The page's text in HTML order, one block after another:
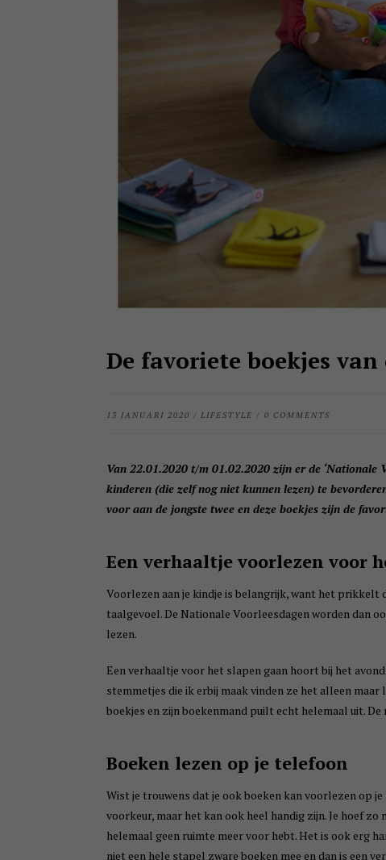
De favoriete boekjes van
13 JANUARI 2020 / LIFESTYLE / 0 COMMENTS
Van 22.01.2020 t/m 01.02.2020 zijn er de ‘Nationale
kinderen (die zelf nog niet kunnen lezen) te
voor aan de jongste twee en deze boekjes zijn de
Een verhaaltje voorlezen voor
Voorlezen aan je kindje is belangrijk, want het
taalgevoel. De Nationale Voorleesdagen worden dan
lezen.
Een verhaaltje voor het slapen gaan hoort bij het
stemmetjes die ik erbij maak vinden ze het alleen
boekjes en zijn boekenmand puilt echt helemaal uit.
Boeken lezen op je telefoon
Wist je trouwens dat je ook boeken kan voorlezen op
voorkeur, maar het kan ook heel handig zijn. Je hoef
helemaal geen ruimte meer voor hebt. Het is ook erg
niet een hele stapel zware boeken mee en dan is een